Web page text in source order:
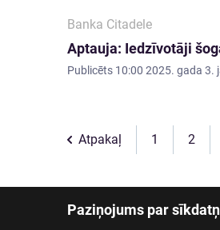
Paziņojums par
Banka Citadele
Aptauja: Iedzīvotāji
Publicēts 10:00 2025. gada 3.
Atpakaļ 1 2